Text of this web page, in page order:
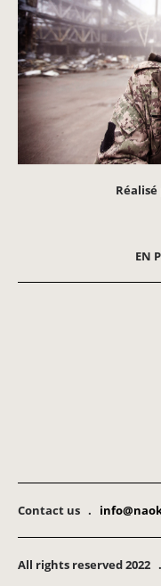
Réalisé
EN
Contact us .
All rights reserved